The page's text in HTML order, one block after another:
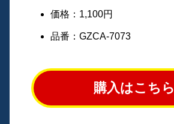
価格：1,100円
品番：GZCA-7073
購入はこちら